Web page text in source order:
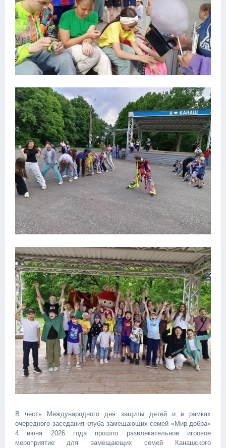
В честь Международного дня защиты детей и в рамках
очередного заседания клуба замещающих семей «Мир добра»
4 июня 2026 года прошло развлекательное игровое
мероприятие для замещающих семей Канашского